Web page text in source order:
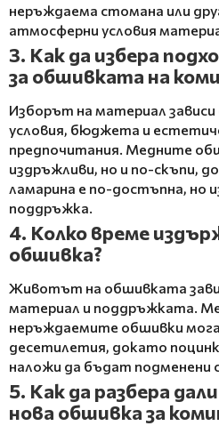
неръждаема стомана или
атмосферни условия
3. Как да избера
за обшивката на
Изборът на материал
условия, бюджета и
предпочитания. Медните
издръжливи, но и по-скъпи,
ламарина е по-достъпна, но
поддръжка.
4. Колко време
обшивка?
Животът на обшивката
материал и поддръжката.
неръждаемите обшивки
десетилетия, докато
наложи да бъдат подменени
5. Как да разбера
нова обшивка за